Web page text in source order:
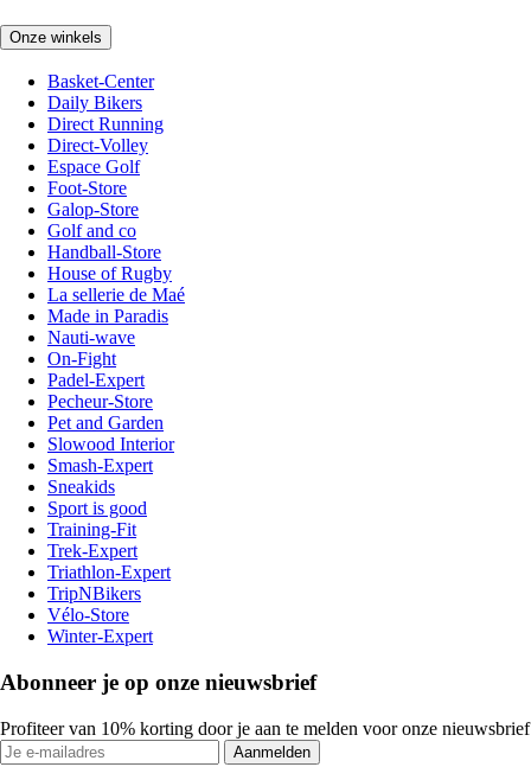
Onze winkels
Basket-Center
Daily Bikers
Direct Running
Direct-Volley
Espace Golf
Foot-Store
Galop-Store
Golf and co
Handball-Store
House of Rugby
La sellerie de Maé
Made in Paradis
Nauti-wave
On-Fight
Padel-Expert
Pecheur-Store
Pet and Garden
Slowood Interior
Smash-Expert
Sneakids
Sport is good
Training-Fit
Trek-Expert
Triathlon-Expert
TripNBikers
Vélo-Store
Winter-Expert
Abonneer je op onze nieuwsbrief
Profiteer van 10% korting door je aan te melden voor onze nieuwsbrief
Aanmelden